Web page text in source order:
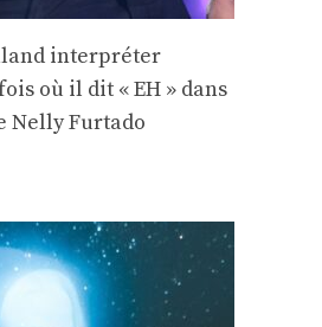
interpréter
où il dit « EH » dans
Nelly Furtado